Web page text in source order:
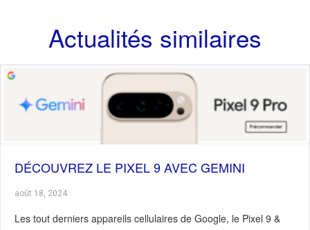
Actualités similaires
DÉCOUVREZ LE PIXEL 9 AVEC GEMINI
août 18, 2024
Les tout derniers appareils cellulaires de Google, le Pixel 9 &